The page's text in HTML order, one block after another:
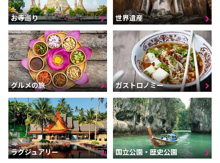
お寺巡り 世界遺産
グルメの旅 ガストロノミー
ラグジュアリー 国立公園・歴史公園